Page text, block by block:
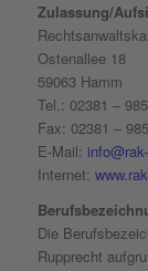
Zulassung/
Ostenallee 18
59063 Hamm
Tel.: 02381 –
Fax: 02381 –
E-Mail:
Internet:
Die
Rupprecht